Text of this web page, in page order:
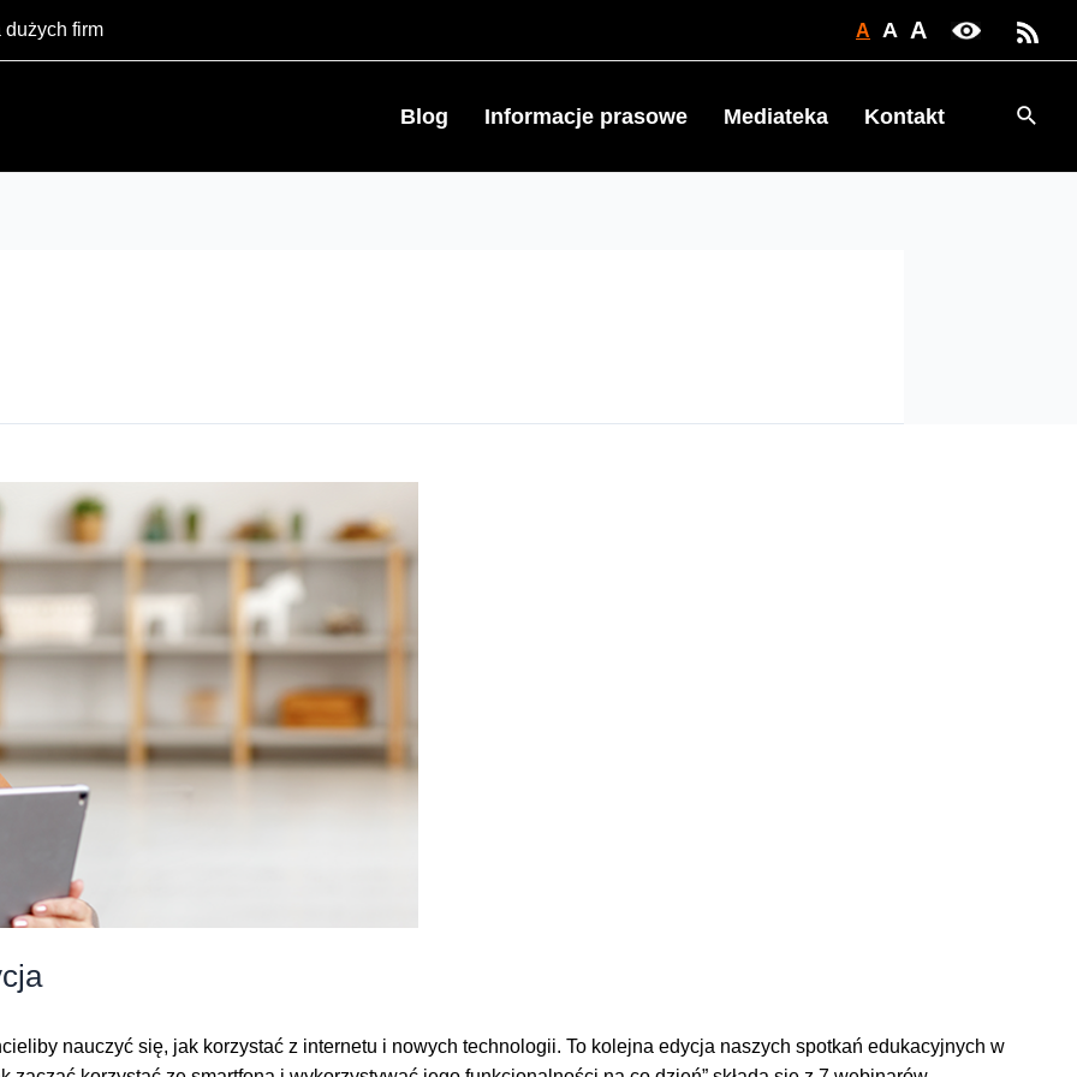
dużych firm A A A
Blog Informacje prasowe Mediateka Kontakt
nauczyć się, jak korzystać z internetu i nowych technologii. To kolejna edycja naszych spotkań edukacyjnych w